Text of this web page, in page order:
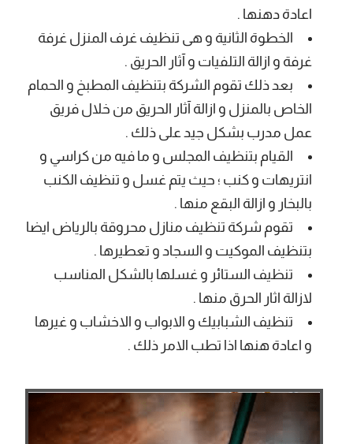
اعادة دهنها .
الخطوة الثانية و هى تنظيف غرف المنزل غرفة
غرفة و ازالة التلفيات و آثار الحريق .
بعد ذلك تقوم الشركة بتنظيف المطبخ و الحمام
الخاص بالمنزل و ازالة آثار الحريق من خلال فريق
عمل مدرب بشكل جيد على ذلك .
القيام بتنظيف المجلس و ما فيه من كراسي و
انتريهات و كنب ؛ حيث يتم غسل و تنظيف الكنب
بالبخار و ازالة البقع منها .
تقوم شركة تنظيف منازل محروقة بالرياض ايضا
بتنظيف الموكيت و السجاد و تعطيرها .
تنظيف الستائر و غسلها بالشكل المناسب
لازالة اثار الحرق منها .
تنظيف الشبابيك و الابواب و الاخشاب و غيرها
و اعادة هنها اذا تطب الامر ذلك .